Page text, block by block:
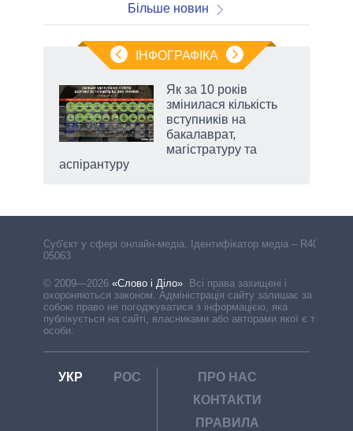
Більше новин
ІНФОГРАФІКА
Як за 10 років
змінилася кількість
вступників на
бакалаврат,
магістратуру та
аспірантуру
Cуб'єкт у сфері онлайн-медіа. Ідентифікатор медіа – R40-
05063
© 2009—2026 «Слово і Діло» Всі права захищені і
охороняються законом. Адміністрація сайту залишає за
собою право не погоджуватися з інформацією, яка
публікується на сайті, власниками або авторами якої є треті
особи.
УКР РОС
ПРО НАС
КОНТАКТИ
ПРАВИЛА